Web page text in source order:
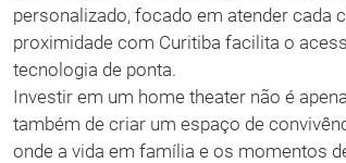
personalizado, focado em atender cada
proximidade com Curitiba facilita o
tecnologia de ponta.
Investir em um home theater não é
também de criar um espaço de
onde a vida em família e os momentos